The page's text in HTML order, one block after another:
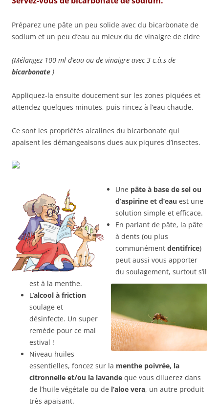
Préparez une pâte un peu solide avec du bicarbonate de
sodium et un peu d’eau ou mieux du de vinaigre de cidre
(Mélangez 100 ml d’eau ou de vinaigre avec 3 c.à.s de
bicarbonate )
Appliquez-la ensuite doucement sur les zones piquées et
attendez quelques minutes, puis rincez à l’eau chaude.
Ce sont les propriétés alcalines du bicarbonate qui
apaisent les démangeaisons dues aux piqures d’insectes.
Une pâte à base de sel ou
d’aspirine et d’eau est une
solution simple et efficace.
En parlant de pâte, la pâte
à dents (ou plus
communément dentifrice)
peut aussi vous apporter
du soulagement, surtout s’il
est à la menthe.
L’alcool à friction
soulage et
désinfecte. Un super
remède pour ce mal
estival !
Niveau huiles
essentielles, foncez sur la menthe poivrée, la
citronnelle et/ou la lavande que vous diluerez dans
de l’huile végétale ou de l’aloe vera, un autre produit
très apaisant.